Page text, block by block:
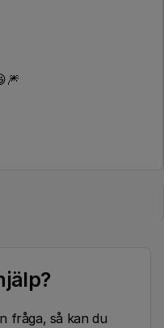
fråga, så kan du